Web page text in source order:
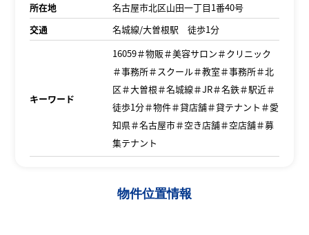
所在地
名古屋市北区山田一丁目1番40号
交通
名城線/大曽根駅 徒歩1分
キーワード
16059＃物販＃美容サロン＃クリニック
＃事務所＃スクール＃教室＃事務所＃北
区＃大曽根＃名城線＃JR＃名鉄＃駅近＃
徒歩1分＃物件＃貸店舗＃貸テナント＃愛
知県＃名古屋市＃空き店舗＃空店舗＃募
集テナント
物件位置情報